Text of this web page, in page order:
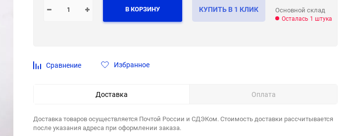
В КОРЗИНУ КУПИТЬ В 1 КЛИК Основной склад
Осталась 1 штука
Сравнение Избранное
Доставка Оплата
Доставка товаров осуществляется Почтой России и СДЭКом. Стоимость доставки рассчитывается
после указания адреса при оформлении заказа.